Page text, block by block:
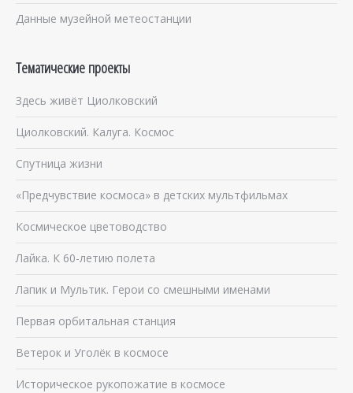
Данные музейной метеостанции
Тематические проекты
Здесь живёт Циолковский
Циолковский. Калуга. Космос
Спутница жизни
«Предчувствие космоса» в детских мультфильмах
Космическое цветоводство
Лайка. К 60-летию полета
Лапик и Мультик. Герои со смешными именами
Первая орбитальная станция
Ветерок и Уголёк в космосе
Историческое рукопожатие в космосе